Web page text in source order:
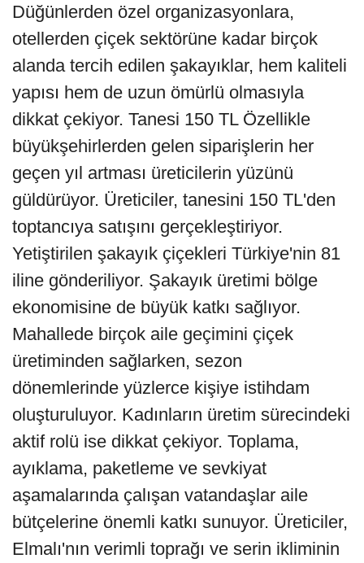
Düğünlerden özel organizasyonlara,
otellerden çiçek sektörüne kadar birçok
alanda tercih edilen şakayıklar, hem kaliteli
yapısı hem de uzun ömürlü olmasıyla
dikkat çekiyor. Tanesi 150 TL Özellikle
büyükşehirlerden gelen siparişlerin her
geçen yıl artması üreticilerin yüzünü
güldürüyor. Üreticiler, tanesini 150 TL'den
toptancıya satışını gerçekleştiriyor.
Yetiştirilen şakayık çiçekleri Türkiye'nin 81
iline gönderiliyor. Şakayık üretimi bölge
ekonomisine de büyük katkı sağlıyor.
Mahallede birçok aile geçimini çiçek
üretiminden sağlarken, sezon
dönemlerinde yüzlerce kişiye istihdam
oluşturuluyor. Kadınların üretim sürecindeki
aktif rolü ise dikkat çekiyor. Toplama,
ayıklama, paketleme ve sevkiyat
aşamalarında çalışan vatandaşlar aile
bütçelerine önemli katkı sunuyor. Üreticiler,
Elmalı'nın verimli toprağı ve serin ikliminin